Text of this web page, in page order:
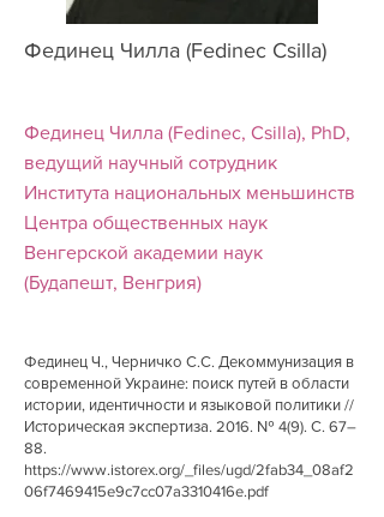
Фединец Чилла (Fedinec Csilla)
Фединец Чилла (Fedinec, Csilla), PhD,
ведущий научный сотрудник
Института национальных меньшинств
Центра общественных наук
Венгерской академии наук
(Будапешт, Венгрия)
Фединец Ч., Черничко С.С. Декоммунизация в
современной Украине: поиск путей в области
истории, идентичности и языковой политики //
Историческая экспертиза. 2016. № 4(9). С. 67–
88.
https://www.istorex.org/_files/ugd/2fab34_08af2
06f7469415e9c7cc07a3310416e.pdf